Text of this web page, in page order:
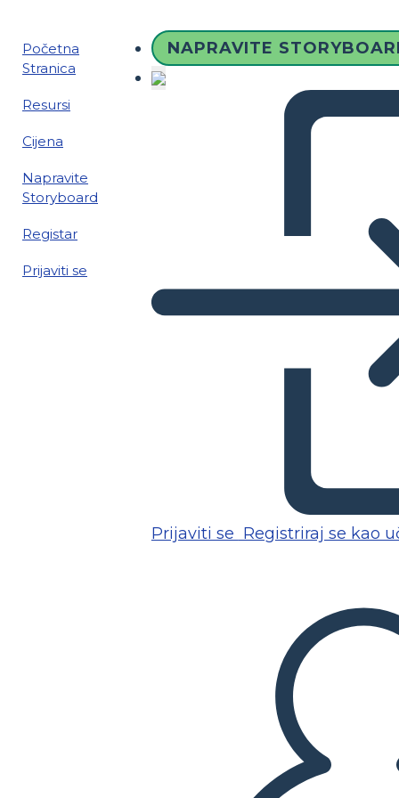
Početna
Stranica
Resursi
Cijena
Napravite
Storyboard
Registar
Prijaviti se
NAPRAVITE
Prijaviti se Registriraj se kao